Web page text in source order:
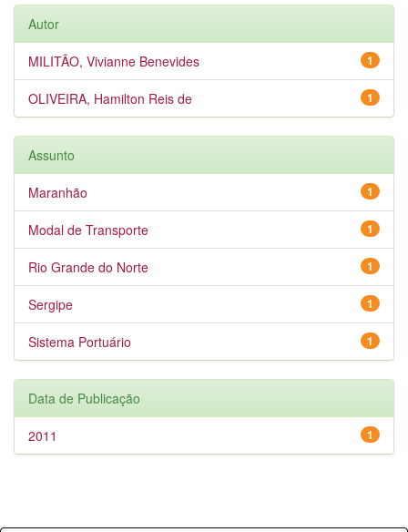
Autor
1
MILITÃO, Vivianne Benevides
1
OLIVEIRA, Hamilton Reis de
Assunto
1
Maranhão
1
Modal de Transporte
1
Rio Grande do Norte
1
Sergipe
1
Sistema Portuário
Data de Publicação
1
2011